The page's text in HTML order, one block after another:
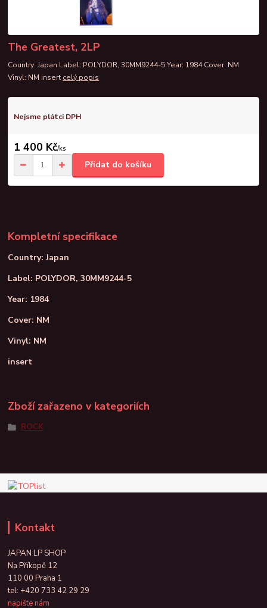
The Greatest, 2LP
Country: Japan Label: POLYDOR, 30MM9244-5 Year: 1984 Cover: NM
Vinyl: NM insert celý popis
Nejsme plátci DPH
1 400 Kč/ks
Přidat do košíku
Kompletní specifikace
Country: Japan
Label: POLYDOR, 30MM9244-5
Year: 1984
Cover: NM
Vinyl: NM
insert
Zboží zařazeno v kategoriích
ROCK
Kontakt
JAPAN LP SHOP
Na Příkopě 12
110 00 Praha 1
tel: +420 733 42 29 29
napište nám